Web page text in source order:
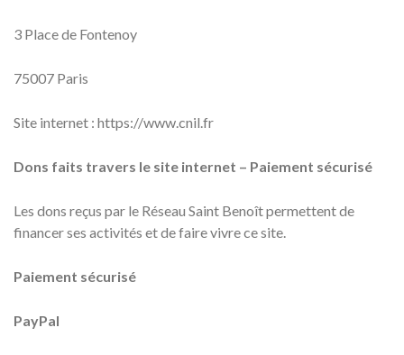
3 Place de Fontenoy
75007 Paris
Site internet : https://www.cnil.fr
Dons faits travers le site internet – Paiement sécurisé
Les dons reçus par le Réseau Saint Benoît permettent de
financer ses activités et de faire vivre ce site.
Paiement sécurisé
PayPal